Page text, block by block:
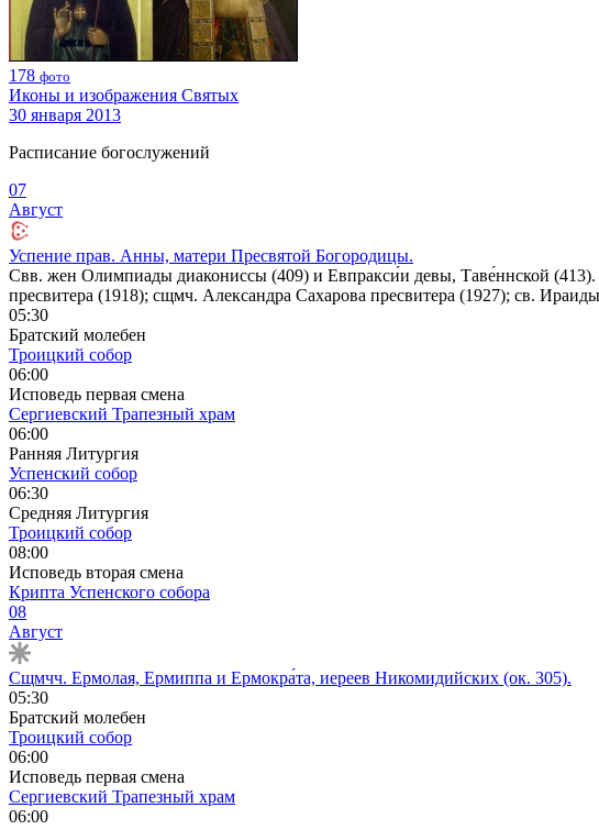
178 фото
Иконы и изображения Святых
30 января 2013
Расписание богослужений
07
Август
Успение прав. Анны, матери Пресвятой Богородицы.
Свв. жен Олимпиады диакониссы (409) и Евпракси́и девы, Таве́ннской
пресвитера (1918); сщмч. Александра Сахарова пресвитера (1927); св.
05:30
Братский молебен
Троицкий собор
06:00
Исповедь первая смена
Сергиевский Трапезный храм
06:00
Ранняя Литургия
Успенский собор
06:30
Средняя Литургия
Троицкий собор
08:00
Исповедь вторая смена
Крипта Успенского собора
08
Август
Сщмчч. Ермолая, Ермиппа и Ермокра́та, иереев Никомидийских (ок. 305).
05:30
Братский молебен
Троицкий собор
06:00
Исповедь первая смена
Сергиевский Трапезный храм
06:00